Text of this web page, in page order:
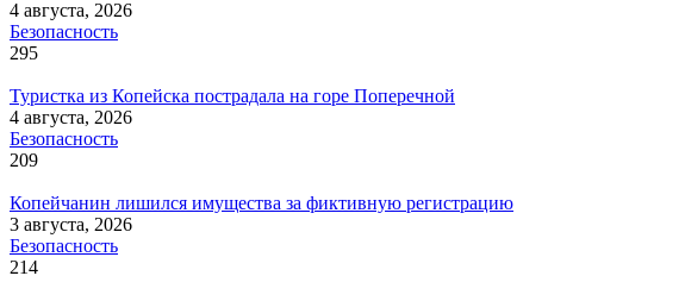
4 августа, 2026
Безопасность
295
Туристка из Копейска пострадала на горе Поперечной
4 августа, 2026
Безопасность
209
Копейчанин лишился имущества за фиктивную регистрацию
3 августа, 2026
Безопасность
214